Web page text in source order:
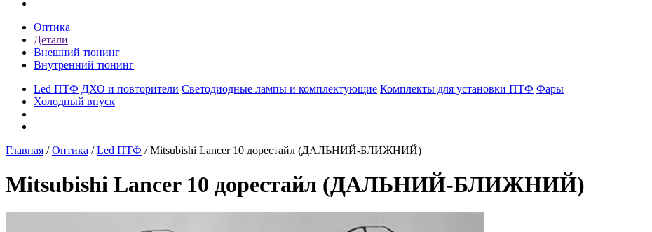
Оптика
Детали
Внешний тюнинг
Внутренний тюнинг
Led ПТФ ДХО и повторители Светодиодные лампы и комплектующие Комплекты для установки ПТФ Фары
Холодный впуск
Главная /Оптика /Led ПТФ / Mitsubishi Lancer 10 дорестайл (ДАЛЬНИЙ-БЛИЖНИЙ)
Mitsubishi Lancer 10 дорестайл (ДАЛЬНИЙ-БЛИЖНИЙ)